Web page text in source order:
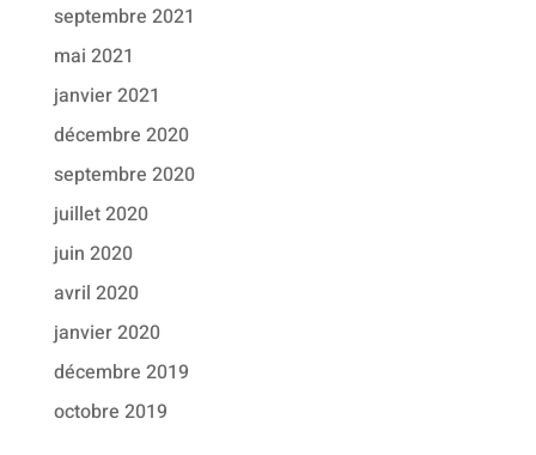
septembre 2021
mai 2021
janvier 2021
décembre 2020
septembre 2020
juillet 2020
juin 2020
avril 2020
janvier 2020
décembre 2019
octobre 2019